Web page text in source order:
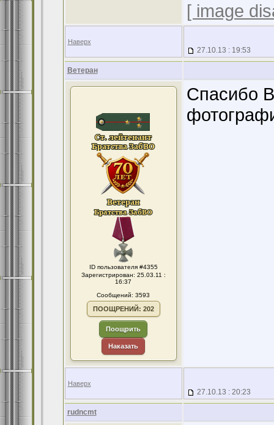
[ image
Наверх
27.10.13 : 19:53
Ветеран
ID пользователя #4355
Зарегистрирован: 25.03.11 :
16:37
Сообщений: 3593
ПООЩРЕНИЙ: 202
Поощрить
Наказать
Спасибо
Наверх
27.10.13 : 20:23
rudncmt